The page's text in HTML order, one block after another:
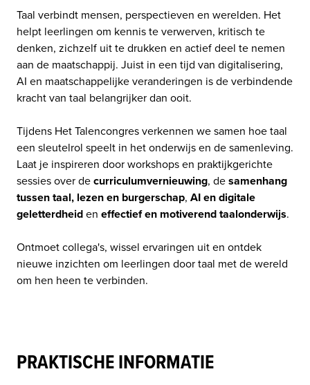
Taal verbindt mensen, perspectieven en werelden. Het
helpt leerlingen om kennis te verwerven, kritisch te
denken, zichzelf uit te drukken en actief deel te nemen
aan de maatschappij. Juist in een tijd van digitalisering,
AI en maatschappelijke veranderingen is de verbindende
kracht van taal belangrijker dan ooit.
Tijdens Het Talencongres verkennen we samen hoe taal
een sleutelrol speelt in het onderwijs en de samenleving.
Laat je inspireren door workshops en praktijkgerichte
sessies over de curriculumvernieuwing, de samenhang
tussen taal, lezen en burgerschap, AI en digitale
geletterdheid en effectief en motiverend taalonderwijs.
Ontmoet collega's, wissel ervaringen uit en ontdek
nieuwe inzichten om leerlingen door taal met de wereld
om hen heen te verbinden.
PRAKTISCHE INFORMATIE